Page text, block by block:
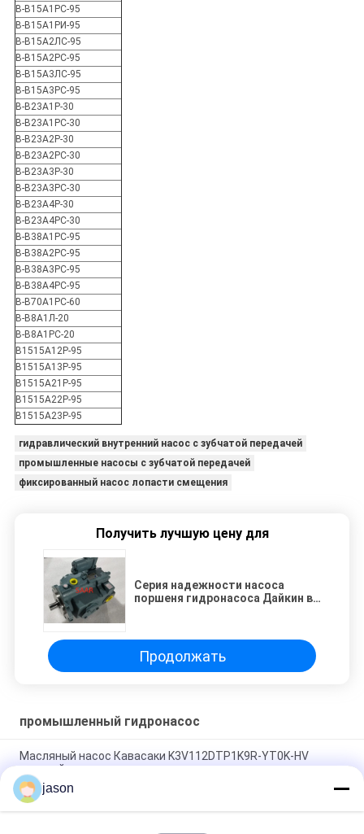
В-В15А1РС-95
В-В15А1РИ-95
В-В15А2ЛС-95
В-В15А2РС-95
В-В15А3ЛС-95
В-В15А3РС-95
В-В23А1Р-30
В-В23А1РС-30
В-В23А2Р-30
В-В23А2РС-30
В-В23А3Р-30
В-В23А3РС-30
В-В23А4Р-30
В-В23А4РС-30
В-В38А1РС-95
В-В38А2РС-95
В-В38А3РС-95
В-В38А4РС-95
В-В70А1РС-60
В-В8А1Л-20
В-В8А1РС-20
В1515А12Р-95
В1515А13Р-95
В1515А21Р-95
В1515А22Р-95
В1515А23Р-95
гидравлический внутренний насос с зубчатой передачей
промышленные насосы с зубчатой передачей
фиксированный насос лопасти смещения
Получить лучшую цену для
Серия надежности насоса
поршеня гидронасоса Дайкин в
Продолжать
промышленный гидронасос
Масляный насос Кавасаки K3V112DTP1K9R-YT0K-HV
главный
VA11215A C-KIT-SQP4-60-18 наборы картриджей для
насоса SQP
jason